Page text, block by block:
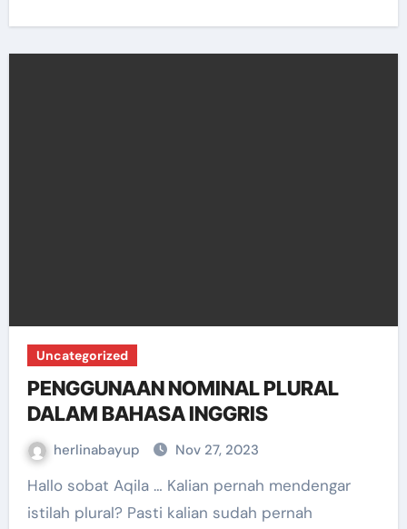
Uncategorized
PENGGUNAAN NOMINAL PLURAL
DALAM BAHASA INGGRIS
herlinabayup Nov 27, 2023
Hallo sobat Aqila … Kalian pernah mendengar
istilah plural? Pasti kalian sudah pernah